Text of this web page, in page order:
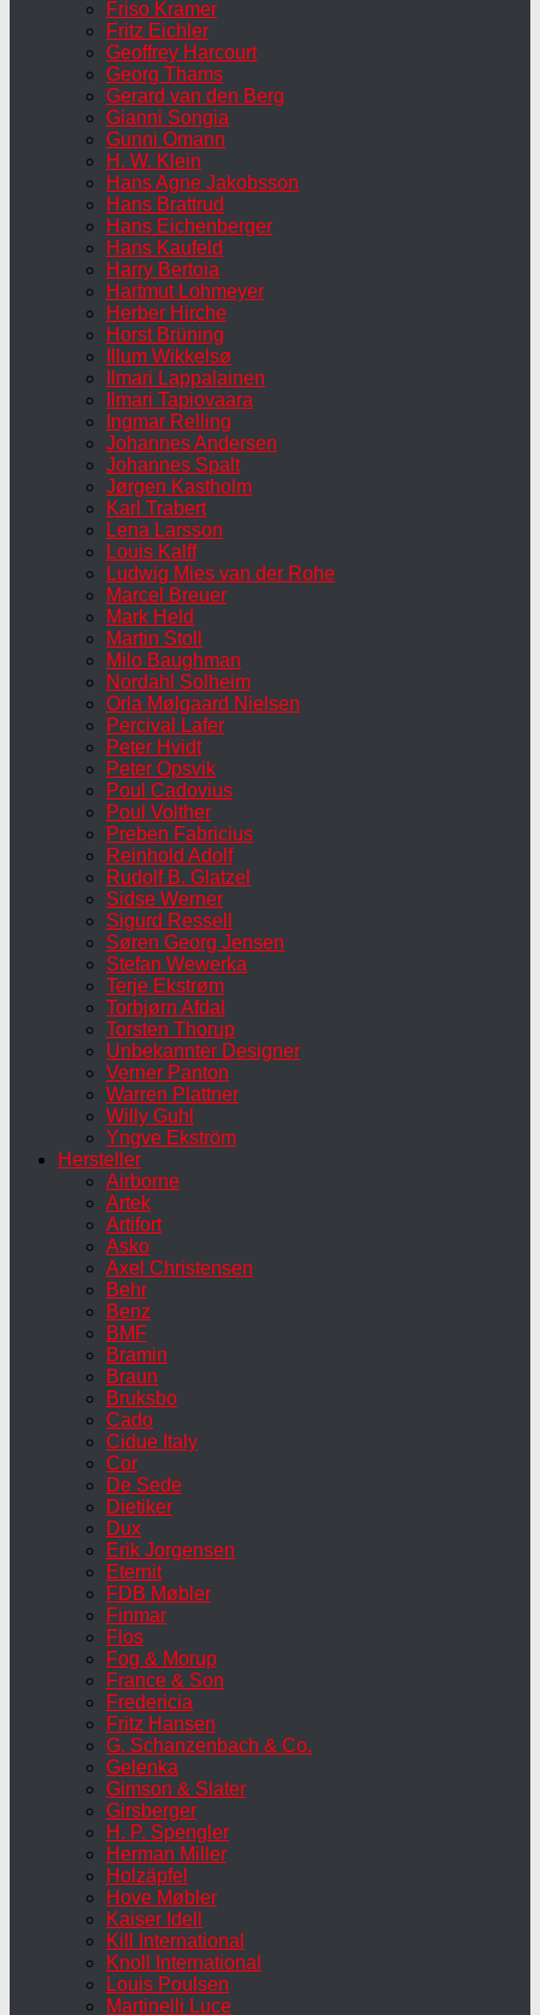
Friso Kramer
Fritz Eichler
Geoffrey Harcourt
Georg Thams
Gerard van den Berg
Gianni Songia
Gunni Omann
H. W. Klein
Hans Agne Jakobsson
Hans Brattrud
Hans Eichenberger
Hans Kaufeld
Harry Bertoia
Hartmut Lohmeyer
Herber Hirche
Horst Brüning
Illum Wikkelsø
Ilmari Lappalainen
Ilmari Tapiovaara
Ingmar Relling
Johannes Andersen
Johannes Spalt
Jørgen Kastholm
Karl Trabert
Lena Larsson
Louis Kalff
Ludwig Mies van der Rohe
Marcel Breuer
Mark Held
Martin Stoll
Milo Baughman
Nordahl Solheim
Orla Mølgaard Nielsen
Percival Lafer
Peter Hvidt
Peter Opsvik
Poul Cadovius
Poul Volther
Preben Fabricius
Reinhold Adolf
Rudolf B. Glatzel
Sidse Werner
Sigurd Ressell
Søren Georg Jensen
Stefan Wewerka
Terje Ekstrøm
Torbjørn Afdal
Torsten Thorup
Unbekannter Designer
Verner Panton
Warren Plattner
Willy Guhl
Yngve Ekström
Hersteller
Airborne
Artek
Artifort
Asko
Axel Christensen
Behr
Benz
BMF
Bramin
Braun
Bruksbo
Cado
Cidue Italy
Cor
De Sede
Dietiker
Dux
Erik Jorgensen
Eternit
FDB Møbler
Finmar
Flos
Fog & Morup
France & Son
Fredericia
Fritz Hansen
G. Schanzenbach & Co.
Gelenka
Gimson & Slater
Girsberger
H. P. Spengler
Herman Miller
Holzäpfel
Hove Møbler
Kaiser Idell
Kill International
Knoll International
Louis Poulsen
Martinelli Luce